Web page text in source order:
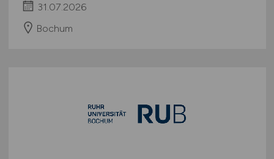
31.07.2026
Bochum